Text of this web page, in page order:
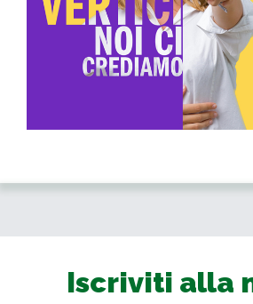
Iscriviti alla